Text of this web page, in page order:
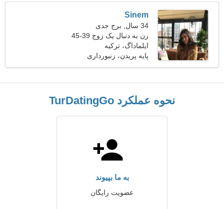
Sinem
34 سال, برج جدی
زن به دنبال یک زوج 39-45
ایلماداگ، ترکیه
پایه پریدن، زنبورداری
نحوه عملکرد TurDatingGo
به ما بپیوند
عضویت رایگان